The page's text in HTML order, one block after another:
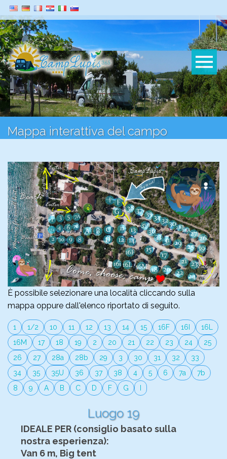
Mappa interattiva del campo
È possibile selezionare una località cliccando sulla
mappa oppure dall'elenco riportato di seguito.
1 1/2 10 11 12 13 14 15 16F 16I
16L
16M
17 18 19 2 20 21 22 23 24
25
26
27 28a 28b 29 3 30 31 32
33
34
35 35U 36 37 38 4 5 6 7a
7b
8
9 A B C D F G
Luogo 19
IDEALE PER (consiglio basato sulla
nostra esperienza):
Van 6 m, Big tent